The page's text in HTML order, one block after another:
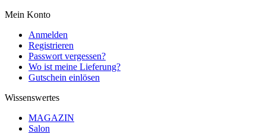
Mein Konto
Anmelden
Registrieren
Passwort vergessen?
Wo ist meine Lieferung?
Gutschein einlösen
Wissenswertes
MAGAZIN
Salon